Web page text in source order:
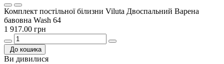
Комплект постільної білизни Viluta Двоспальний Варена
бавовна Wash 64
1 917.00 грн
До кошика
Ви дивилися